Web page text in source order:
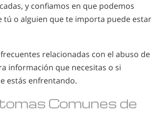
y confiamos en que podemos
o alguien que te importa puede estar
relacionadas con el abuso de
información que necesitas o si
estás enfrentando.
Comunes de